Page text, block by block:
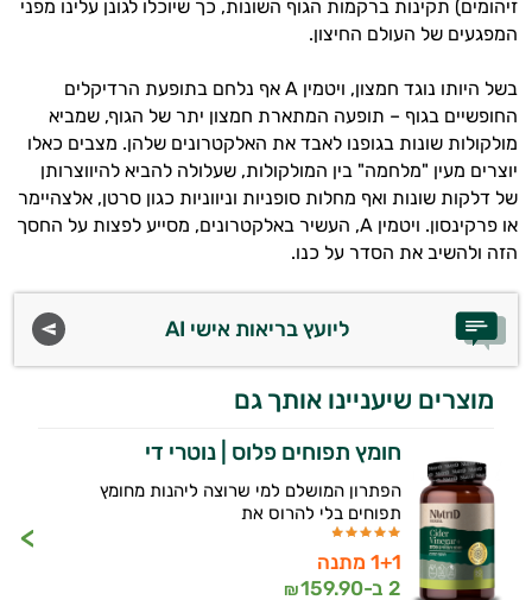
זיהומים) תקינות ברקמות הגוף השונות, כך שיוכלו לגונן עלינו מפני
המפגעים של העולם החיצון.
בשל היותו נוגד חמצון, ויטמין A אף נלחם בתופעת הרדיקלים
החופשיים בגוף – תופעה המתארת חמצון יתר של הגוף, שמביא
מולקולות שונות בגופנו לאבד את האלקטרונים שלהן. מצבים כאלו
יוצרים מעין "מלחמה" בין המולקולות, שעלולה להביא להיווצרותן
של דלקות שונות ואף מחלות סופניות וניווניות כגון סרטן, אלצהיימר
או פרקינסון. ויטמין A, העשיר באלקטרונים, מסייע לפצות על החסך
הזה ולהשיב את הסדר על כנו.
ליועץ בריאות אישי AI
מוצרים שיעניינו אותך גם
חומץ תפוחים פלוס | נוטרי די
הפתרון המושלם למי שרוצה ליהנות מחומץ
תפוחים בלי להרוס את
1+1 מתנה
2 ב-
159.90
₪
היי,
אני יועץ הבריאות האישי AI של טבע בריא.
התשובות שלי מבוססות על מאגרי מידע קליניים
וספרות מקצועית בתחומי הרפואה הטבעית
ותזונת הספורט.
אני כאן כדי לעזור לך להתאים את תוספי
התזונה ומוצרי הבריאות המדויקים למטרות
ולמצב הגופני שלך, ולהסביר לך אילו רכיבים
עובדים יחד כדי למקסם תוצאות גם בחיי היום
יום וגם בתחום הכושר והספורט.
המטרה שלי היא להתאים עבורך המלצות
אישיות מבוססות מדעית.
זה הזמן להתחיל. איך אוכל לעזור?